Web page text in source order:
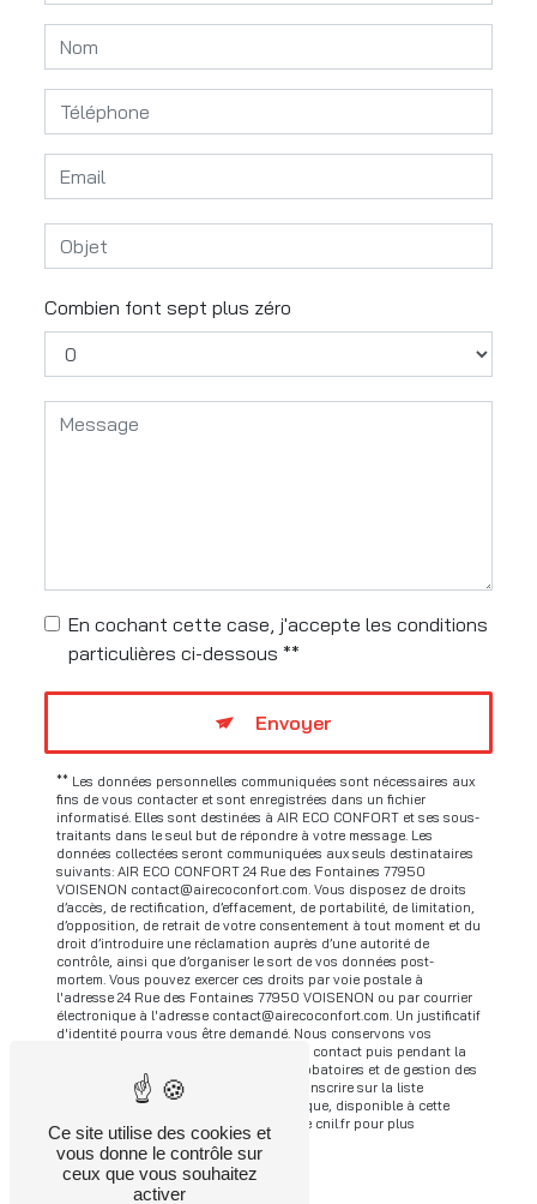
Combien font sept plus zéro
En cochant cette case, j'accepte les conditions
particulières ci-dessous **
Envoyer
** Les données personnelles communiquées sont nécessaires aux
fins de vous contacter et sont enregistrées dans un fichier
informatisé. Elles sont destinées à AIR ECO CONFORT et ses sous-
traitants dans le seul but de répondre à votre message. Les
données collectées seront communiquées aux seuls destinataires
suivants: AIR ECO CONFORT 24 Rue des Fontaines 77950
VOISENON contact@airecoconfort.com. Vous disposez de droits
d’accès, de rectification, d’effacement, de portabilité, de limitation,
d’opposition, de retrait de votre consentement à tout moment et du
droit d’introduire une réclamation auprès d’une autorité de
contrôle, ainsi que d’organiser le sort de vos données post-
mortem. Vous pouvez exercer ces droits par voie postale à
l'adresse 24 Rue des Fontaines 77950 VOISENON ou par courrier
électronique à l'adresse contact@airecoconfort.com. Un justificatif
d'identité pourra vous être demandé. Nous conservons vos
données pendant la période de prise de contact puis pendant la
durée de prescription légale aux fins probatoires et de gestion des
contentieux. Vous avez le droit de vous inscrire sur la liste
d'opposition au démarchage téléphonique, disponible à cette
adresse:
Bloctel.gouv.fr
. Consultez le site cnil.fr pour plus
d’informations sur vos droits.
Ce site utilise des cookies et
vous donne le contrôle sur
ceux que vous souhaitez
activer